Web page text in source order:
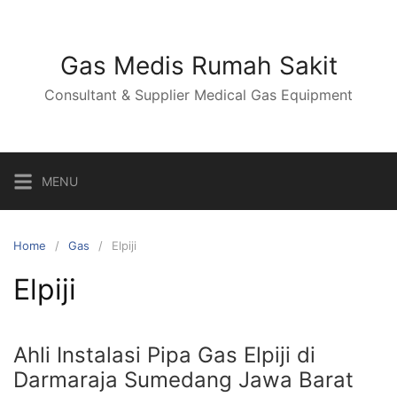
Gas Medis Rumah Sakit
Consultant & Supplier Medical Gas Equipment
MENU
Home Gas Elpiji
Elpiji
Ahli Instalasi Pipa Gas Elpiji di
Darmaraja Sumedang Jawa Barat